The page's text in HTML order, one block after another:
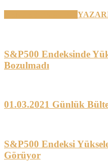
S&P500 Endeksinde
Bozulmadı
01.03.2021 Günlük
S&P500 Endeksi
Görüyor